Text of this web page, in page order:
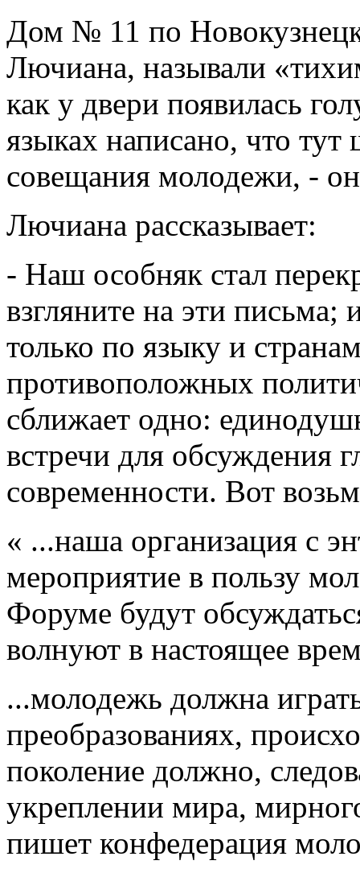
Дом № 11 по
Лючиана, называли
как у двери появилась
языках написано, что
совещания молодежи, -
Лючиана рассказывает:
- Наш особняк стал
взгляните на эти
только по языку и
противоположных
сближает одно:
встречи для обсуждения
современности. Вот
« ...наша организация с
мероприятие в пользу
Форуме будут
волнуют в настоящее
...молодежь должна
преобразованиях,
поколение должно,
укреплении мира,
пишет конфедерация